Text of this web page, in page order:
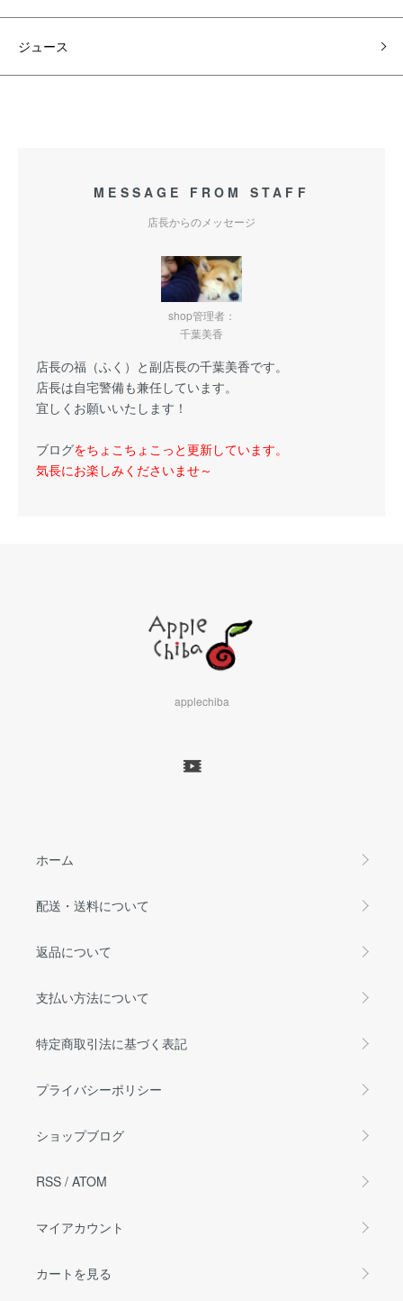
ジュース
MESSAGE FROM STAFF
店長からのメッセージ
shop管理者：
千葉美香
店長の福（ふく）と副店長の千葉美香です。
店長は自宅警備も兼任しています。
宜しくお願いいたします！
ブログをちょこちょこっと更新しています。
気長にお楽しみくださいませ～
applechiba
ホーム
配送・送料について
返品について
支払い方法について
特定商取引法に基づく表記
プライバシーポリシー
ショップブログ
RSS / ATOM
マイアカウント
カートを見る